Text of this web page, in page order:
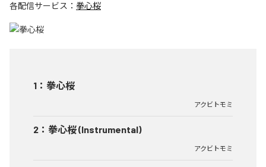
各配信サービス： 拳心桜
1 ： 拳心桜
アクビトモミ
2 ： 拳心桜 (Instrumental)
アクビトモミ